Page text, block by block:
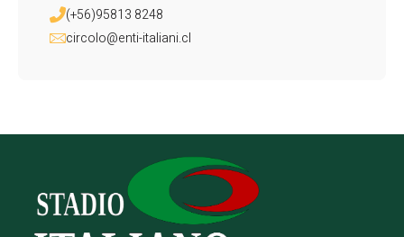
(+56)95813 8248
circolo@enti-italiani.cl